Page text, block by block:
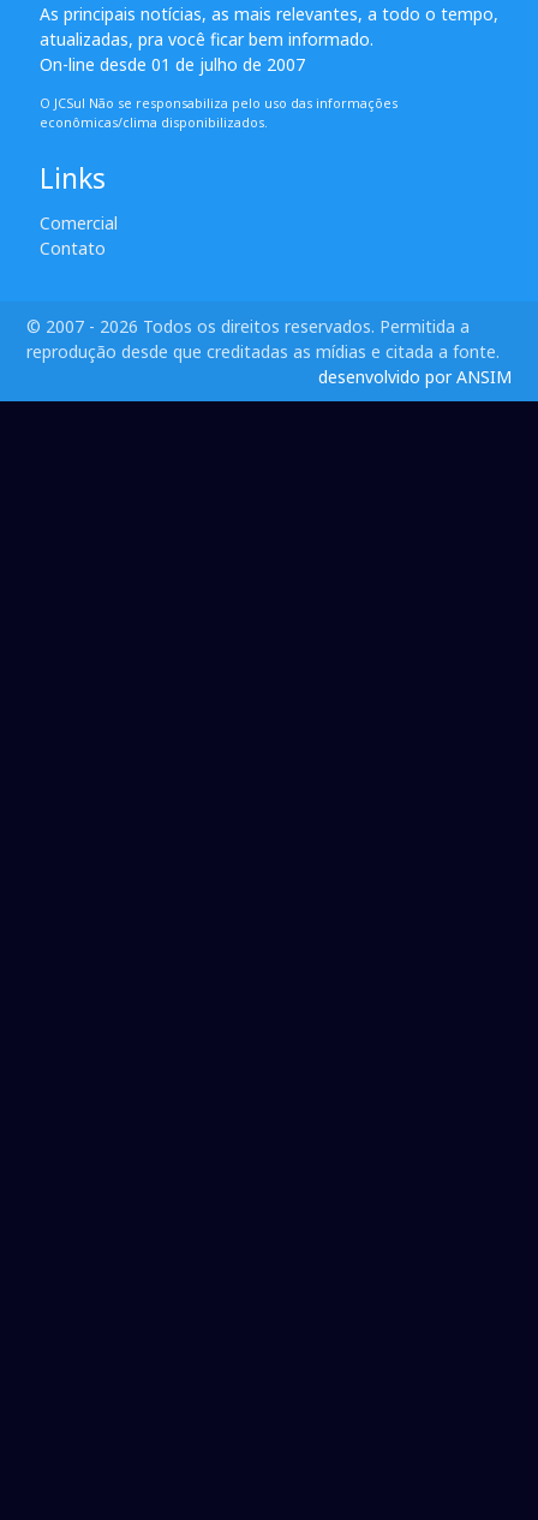
As principais notícias, as mais relevantes, a todo o tempo,
atualizadas, pra você ficar bem informado.
On-line desde 01 de julho de 2007
O JCSul Não se responsabiliza pelo uso das informações
econômicas/clima disponibilizados.
Links
Comercial
Contato
© 2007 - 2026 Todos os direitos reservados. Permitida a
reprodução desde que creditadas as mídias e citada a fonte.
desenvolvido por ANSIM